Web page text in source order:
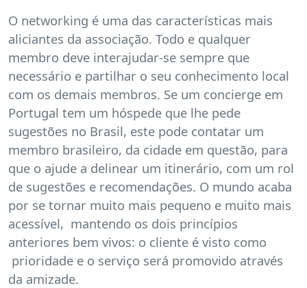
O networking é uma das características mais
aliciantes da associação. Todo e qualquer
membro deve interajudar-se sempre que
necessário e partilhar o seu conhecimento local
com os demais membros. Se um concierge em
Portugal tem um hóspede que lhe pede
sugestões no Brasil, este pode contatar um
membro brasileiro, da cidade em questão, para
que o ajude a delinear um itinerário, com um rol
de sugestões e recomendações. O mundo acaba
por se tornar muito mais pequeno e muito mais
acessível, mantendo os dois princípios
anteriores bem vivos: o cliente é visto como
prioridade e o serviço será promovido através
da amizade.